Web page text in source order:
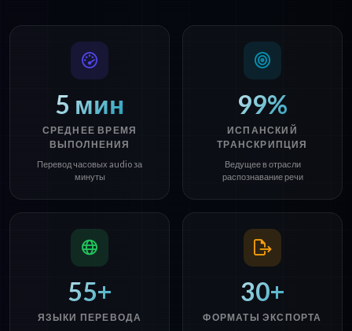
5 мин
СРЕДНЕЕ ВРЕМЯ
ВЫПОЛНЕНИЯ
Перевод часовых audio за
минуты
99%
ИСПАНСКИЙ
ТРАНСКРИПЦИЯ
Ведущее в отрасли
распознавание речи
55+
ЯЗЫКИ ПЕРЕВОДА
30+
ФОРМАТЫ ЭКСПОРТА